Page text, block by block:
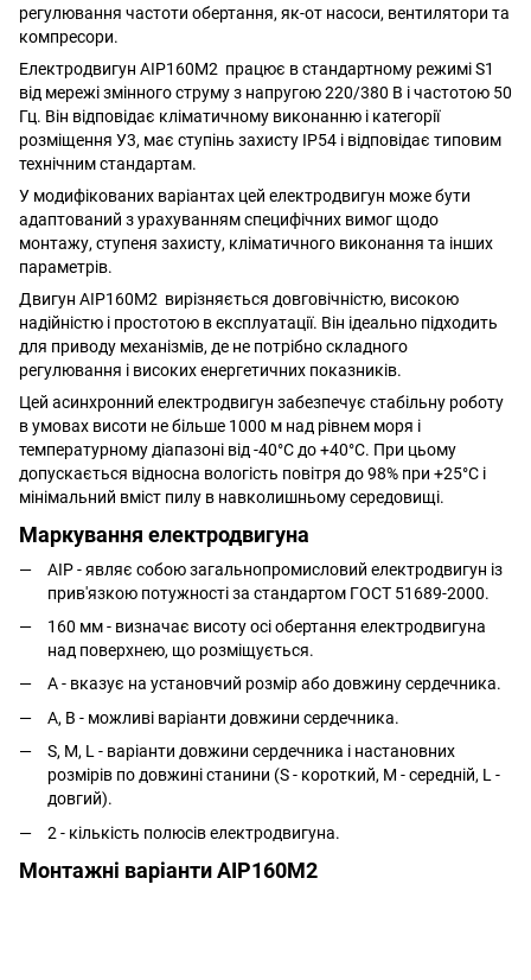
регулювання частоти обертання, як-от насоси, вентилятори та
компресори.
Електродвигун АІР160M2 працює в стандартному режимі S1
від мережі змінного струму з напругою 220/380 В і частотою 50
Гц. Він відповідає кліматичному виконанню і категорії
розміщення У3, має ступінь захисту IP54 і відповідає типовим
технічним стандартам.
У модифікованих варіантах цей електродвигун може бути
адаптований з урахуванням специфічних вимог щодо
монтажу, ступеня захисту, кліматичного виконання та інших
параметрів.
Двигун АІР160M2 вирізняється довговічністю, високою
надійністю і простотою в експлуатації. Він ідеально підходить
для приводу механізмів, де не потрібно складного
регулювання і високих енергетичних показників.
Цей асинхронний електродвигун забезпечує стабільну роботу
в умовах висоти не більше 1000 м над рівнем моря і
температурному діапазоні від -40°C до +40°C. При цьому
допускається відносна вологість повітря до 98% при +25°C і
мінімальний вміст пилу в навколишньому середовищі.
Маркування електродвигуна
АІР - являє собою загальнопромисловий електродвигун із
прив'язкою потужності за стандартом ГОСТ 51689-2000.
160 мм - визначає висоту осі обертання електродвигуна
над поверхнею, що розміщується.
A - вказує на установчий розмір або довжину сердечника.
А, В - можливі варіанти довжини сердечника.
S, M, L - варіанти довжини сердечника і настановних
розмірів по довжині станини (S - короткий, M - середній, L -
довгий).
2 - кількість полюсів електродвигуна.
Монтажні варіанти АІР160M2